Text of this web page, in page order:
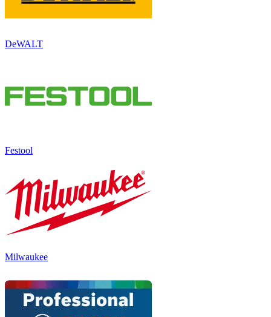
DeWALT
Festool
Milwaukee